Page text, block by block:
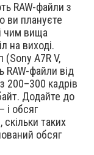
RAW-файли з
ви плануєте
чим вища
на виході.
(Sony A7R V,
RAW-файли від
200–300 кадрів
Додайте до
і обсяг
таких
обсяг